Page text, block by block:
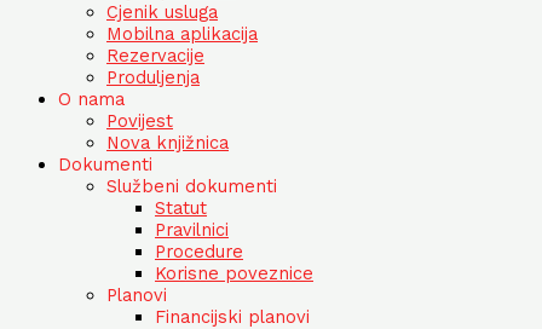
Cjenik usluga
Mobilna aplikacija
Rezervacije
Produljenja
O nama
Povijest
Nova knjižnica
Dokumenti
Službeni dokumenti
Statut
Pravilnici
Procedure
Korisne poveznice
Planovi
Financijski planovi